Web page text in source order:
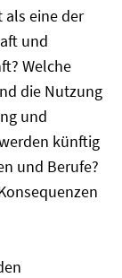
als eine der
und
Welche
die Nutzung
und
künftig
und Berufe?